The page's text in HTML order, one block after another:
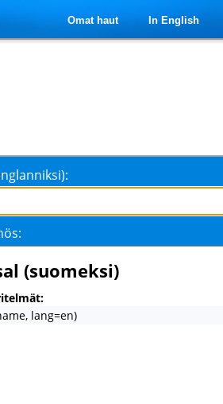
Omat haut In English
(suomeksi)
lang=en)